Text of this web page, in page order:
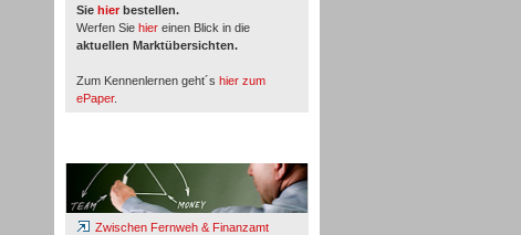
Sie hier bestellen.
Werfen Sie hier einen Blick in die
aktuellen Marktübersichten.
Zum Kennenlernen geht´s hier zum
ePaper.
Zwischen Fernweh & Finanzamt